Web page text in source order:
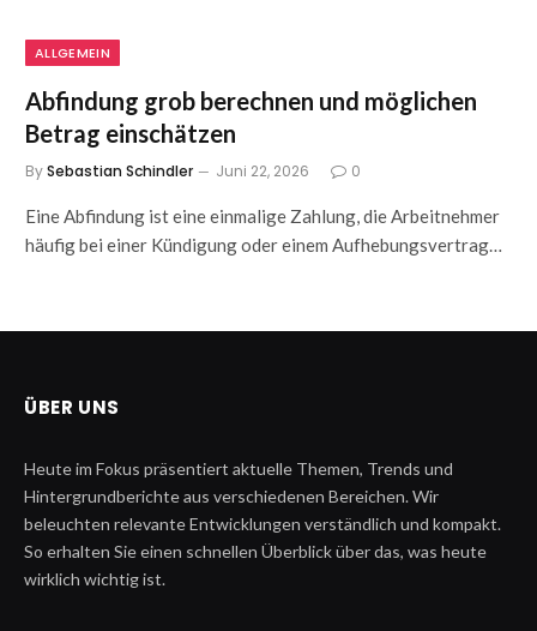
ALLGEMEIN
Abfindung grob berechnen und möglichen
Betrag einschätzen
BySebastian Schindler Juni 22, 2026 0
Eine Abfindung ist eine einmalige Zahlung, die Arbeitnehmer
häufig bei einer Kündigung oder einem Aufhebungsvertrag…
ÜBER UNS
Heute im Fokus präsentiert aktuelle Themen, Trends und
Hintergrundberichte aus verschiedenen Bereichen. Wir
beleuchten relevante Entwicklungen verständlich und kompakt.
So erhalten Sie einen schnellen Überblick über das, was heute
wirklich wichtig ist.